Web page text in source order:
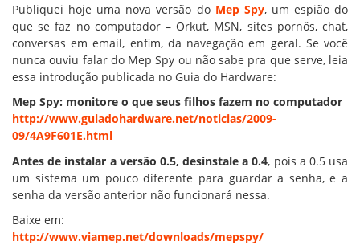
Publiquei hoje uma nova versão do Mep Spy, um espião do
que se faz no computador – Orkut, MSN, sites pornôs, chat,
conversas em email, enfim, da navegação em geral. Se você
nunca ouviu falar do Mep Spy ou não sabe pra que serve, leia
essa introdução publicada no Guia do Hardware:
Mep Spy: monitore o que seus filhos fazem no computador
http://www.guiadohardware.net/noticias/2009-
09/4A9F601E.html
Antes de instalar a versão 0.5, desinstale a 0.4, pois a 0.5 usa
um sistema um pouco diferente para guardar a senha, e a
senha da versão anterior não funcionará nessa.
Baixe em:
http://www.viamep.net/downloads/mepspy/